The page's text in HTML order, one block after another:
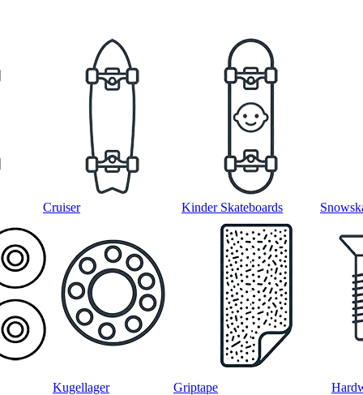
Cruiser Kinder Skateboards
Kugellager Griptape